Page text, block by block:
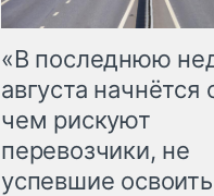
«В последнюю
августа начнётся
чем рискуют
перевозчики, не
успевшие